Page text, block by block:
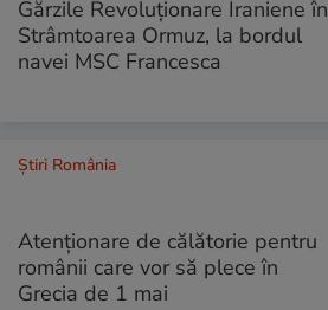
Gărzile Revoluționare Iraniene în
Strâmtoarea Ormuz, la bordul
navei MSC Francesca
Știri România
Atenționare de călătorie pentru
românii care vor să plece în
Grecia de 1 mai